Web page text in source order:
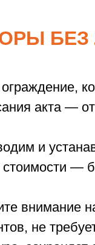
акта —
и
стоимости —
внимание
не